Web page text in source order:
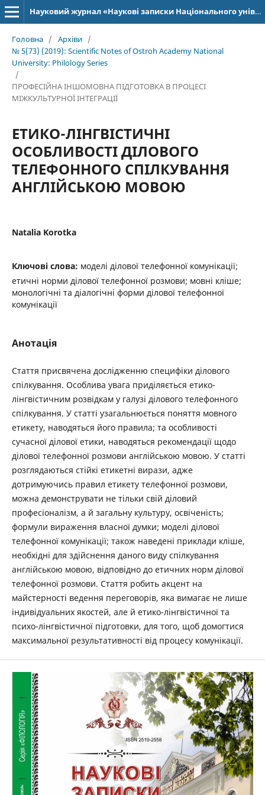
Науковий журнал «Наукові записки Національного університету «Острозька академія»: серія «Філологія»
Головна / Архіви /
№ 5(73) (2019): Scientific Notes of Ostroh Academy National
University: Philology Series
/
ПРОФЕСІЙНА ІНШОМОВНА ПІДГОТОВКА В ПРОЦЕСІ
МІЖКУЛЬТУРНОЇ ІНТЕГРАЦІЇ
ЕТИКО-ЛIНГВIСТИЧНI
ОСОБЛИВОСТI ДIЛОВОГО
ТЕЛЕФОННОГО СПIЛКУВАННЯ
АНГЛІЙСЬКОЮ МОВОЮ
Natalia Korotka
Ключові слова: моделі ділової телефонної комунікації;
етичні норми ділової телефонної розмови; мовні кліше;
монологічні та діалогічні форми ділової телефонної
комунікації
Анотація
Стаття присвячена дослідженню специфіки ділового
спілкування. Особлива увага приділяється етико-
лінгвістичним розвідкам у галузі ділового телефонного
спілкування. У статті узагальнюється поняття мовного
етикету, наводяться його правила; та особливості
сучасної ділової етики, наводяться рекомендації щодо
ділової телефонної розмови англійською мовою. У статті
розглядаються стійкі етикетні вирази, адже
дотримуючись правил етикету телефонної розмови,
можна демонструвати не тільки свій діловий
професіоналізм, а й загальну культуру, освіченість;
формули вираження власної думки; моделі ділової
телефонної комунікації; також наведені приклади кліше,
необхідні для здійснення даного виду спілкування
англійською мовою, відповідно до етичних норм ділової
телефонної розмови. Стаття робить акцент на
майстерності ведення переговорів, яка вимагає не лише
індивідуальних якостей, але й етико-лінгвістичної та
психо-лінгвістичної підготовки, для того, щоб домогтися
максимальної результативності від процесу комунікації.